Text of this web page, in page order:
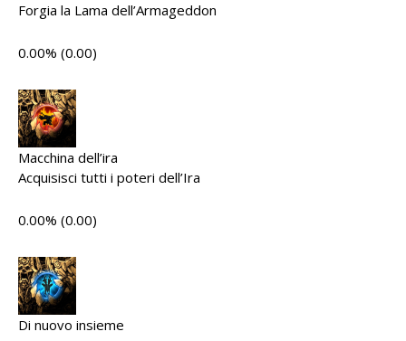
Forgia la Lama dell’Armageddon
0.00% (0.00)
Macchina dell’ira
Acquisisci tutti i poteri dell’Ira
0.00% (0.00)
Di nuovo insieme